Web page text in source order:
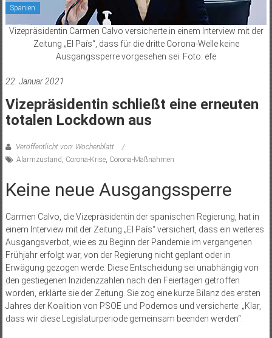
Spanien
Vizepräsidentin Carmen Calvo versicherte in einem Interview mit der
Zeitung „El País“, dass für die dritte Corona-Welle keine
Ausgangssperre vorgesehen sei. Foto: efe
22. Januar 2021
Vizepräsidentin schließt eine erneuten
totalen Lockdown aus
Veröffentlicht von: Wochenblatt
Alarmzustand
Corona-Krise, Corona-Maßnahmen
Keine neue Ausgangssperre
Carmen Calvo, die Vizepräsidentin der spanischen Regierung, hat in
einem Interview mit der Zeitung „El País“ versichert, dass ein weiteres
Ausgangsverbot, wie es zu Beginn der Pandemie im vergangenen
Frühjahr erfolgt war, von der Regierung nicht geplant oder in
Erwägung gezogen werde. Diese Entscheidung sei unabhängig von
den gestiegenen Inzidenzzahlen nach den Feiertagen getroffen
worden, erklärte sie der Zeitung. Sie zog eine kurze Bilanz des ersten
Jahres der Koalition von PSOE und Podemos und versicherte: „Klar,
dass wir diese Legislaturperiode gemeinsam beenden werden“.